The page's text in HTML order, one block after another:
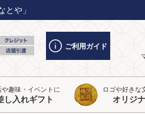
や」
ご利用ガイド
や趣味・イベントに
し入れギフト
ロゴや好きな
オリジ